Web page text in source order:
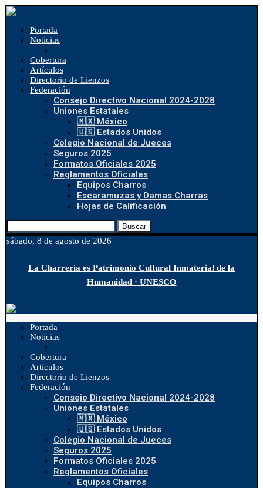
Portada
Noticias
Cobertura
Artículos
Directorio de Lienzos
Federación
Consejo Directivo Nacional 2024-2028
Uniones Estatales
🇲🇽 México
🇺🇸 Estados Unidos
Colegio Nacional de Jueces
Seguros 2025
Formatos Oficiales 2025
Reglamentos Oficiales
Equipos Charros
Escaramuzas y Damas Charras
Hojas de Calificación
Buscar
sábado, 8 de agosto de 2026
La Charrería es Patrimonio Cultural Inmaterial de la
Humanidad · UNESCO
Portada
Noticias
Cobertura
Artículos
Directorio de Lienzos
Federación
Consejo Directivo Nacional 2024-2028
Uniones Estatales
🇲🇽 México
🇺🇸 Estados Unidos
Colegio Nacional de Jueces
Seguros 2025
Formatos Oficiales 2025
Reglamentos Oficiales
Equipos Charros